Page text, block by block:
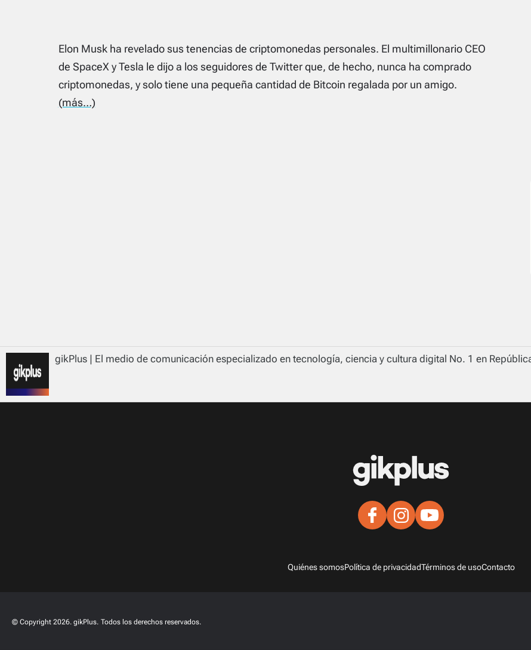
Elon Musk ha revelado sus tenencias de criptomonedas personales. El multimillonario CEO
de SpaceX y Tesla le dijo a los seguidores de Twitter que, de hecho, nunca ha comprado
criptomonedas, y solo tiene una pequeña cantidad de Bitcoin regalada por un amigo.
(más…)
gikPlus | El medio de comunicación especializado en tecnología, ciencia y cultura digital No. 1 en
Quiénes somosPolítica de privacidadTérminos de usoContacto
© Copyright 2026. gikPlus. Todos los derechos reservados.